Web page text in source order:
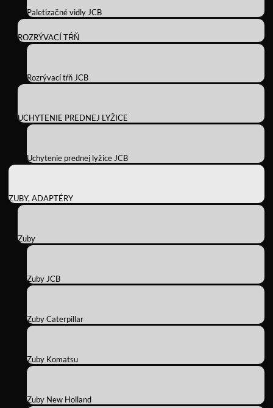
Paletizačné vidly JCB
ROZRÝVACÍ TŔŇ
Rozrývací tŕň JCB
UCHYTENIE PREDNEJ LYŽICE
Uchytenie prednej lyžice JCB
ZUBY, ADAPTÉRY
Zuby
Zuby JCB
Zuby Caterpillar
Zuby Komatsu
Zuby New Holland